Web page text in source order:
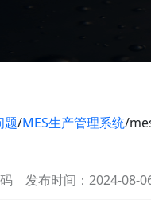
题/MES生产管理系统/
发布时间：2024-08-